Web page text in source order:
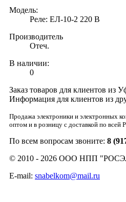
Модель:
Реле: ЕЛ-10-2 220 В
Производитель
Отеч.
В наличии:
0
Заказ товаров для клиентов из
Информация для клиентов из
Продажа электроники и электронных
оптом и в розницу с доставкой по всей
По всем вопросам звоните: 8
© 2010 - 2026 ООО НПП
E-mail: snabelkom@mail.ru